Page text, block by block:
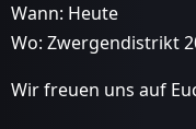
Wann: Heute
Wo: Zwergendistrikt
Wir freuen uns auf